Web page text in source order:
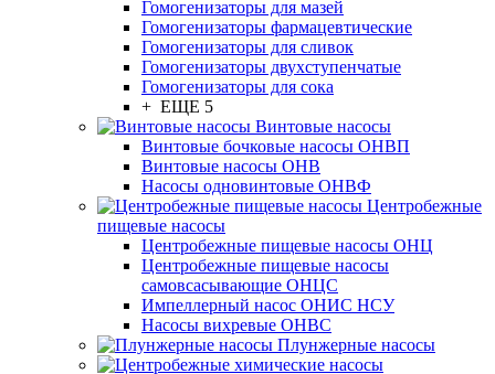
Гомогенизаторы для мазей
Гомогенизаторы фармацевтические
Гомогенизаторы для сливок
Гомогенизаторы двухступенчатые
Гомогенизаторы для сока
+ ЕЩЕ 5
Винтовые насосы
Винтовые бочковые насосы ОНВП
Винтовые насосы ОНВ
Насосы одновинтовые ОНВФ
Центробежные
пищевые насосы
Центробежные пищевые насосы ОНЦ
Центробежные пищевые насосы
самовсасывающие ОНЦС
Импеллерный насос ОНИС НСУ
Насосы вихревые ОНВС
Плунжерные насосы